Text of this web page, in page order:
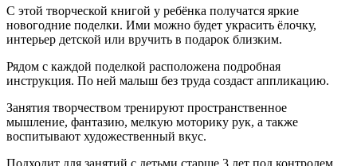
С этой творческой книгой у ребёнка получатся яркие
новогодние поделки. Ими можно будет украсить ёлочку,
интерьер детской или вручить в подарок близким.
Рядом с каждой поделкой расположена подробная
инструкция. По ней малыш без труда создаст аппликацию.
Занятия творчеством тренируют пространственное
мышление, фантазию, мелкую моторику рук, а также
воспитывают художественный вкус.
Подходит для занятий с детьми старше 3 лет под контролем